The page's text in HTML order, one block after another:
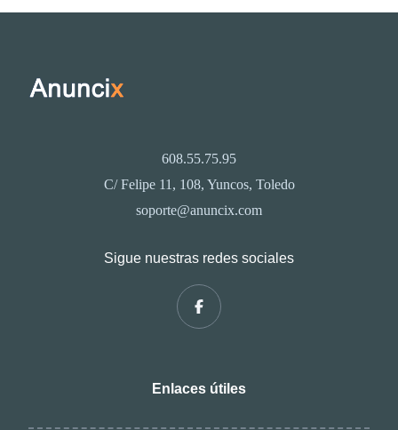
608.55.75.95
C/ Felipe 11, 108, Yuncos, Toledo
soporte@anuncix.com
Sigue nuestras redes sociales
Enlaces útiles